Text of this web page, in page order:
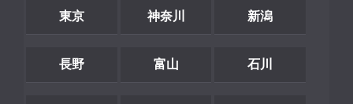
東京 神奈川 新潟
長野 富山 石川